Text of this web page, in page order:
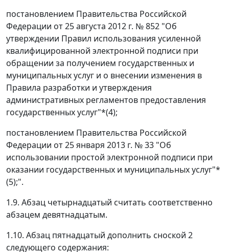
постановлением Правительства Российской
Федерации от 25 августа 2012 г. № 852 "Об
утверждении Правил использования усиленной
квалифицированной электронной подписи при
обращении за получением государственных и
муниципальных услуг и о внесении изменения в
Правила разработки и утверждения
административных регламентов предоставления
государственных услуг"*(4);
постановлением Правительства Российской
Федерации от 25 января 2013 г. № 33 "Об
использовании простой электронной подписи при
оказании государственных и муниципальных услуг"*
(5);".
1.9. Абзац четырнадцатый считать соответственно
абзацем девятнадцатым.
1.10. Абзац пятнадцатый дополнить сноской 2
следующего содержания: